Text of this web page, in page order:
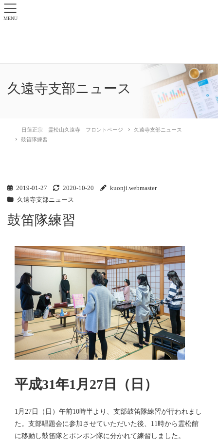
久遠寺支部ニュース
日蓮正宗 霊松山久遠寺 フロントページ
久遠寺支部ニュース
鼓笛隊練習
2019-01-27 2020-10-20
kuonji.webmaster
久遠寺支部ニュース
鼓笛隊練習
平成31年1月27日（日）
1月27日（日）午前10時半より、支部鼓笛隊練習が行われまし
た。支部唱題会に参加させていただいた後、11時から霊松館
に移動し鼓笛隊とポンポン隊に分かれて練習しました。
MENU